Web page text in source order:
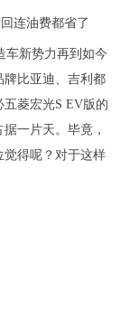
车新势力再到如今
牌比亚迪、吉利都
菱宏光S EV版的
一片天。毕竟，
觉得呢？对于这样